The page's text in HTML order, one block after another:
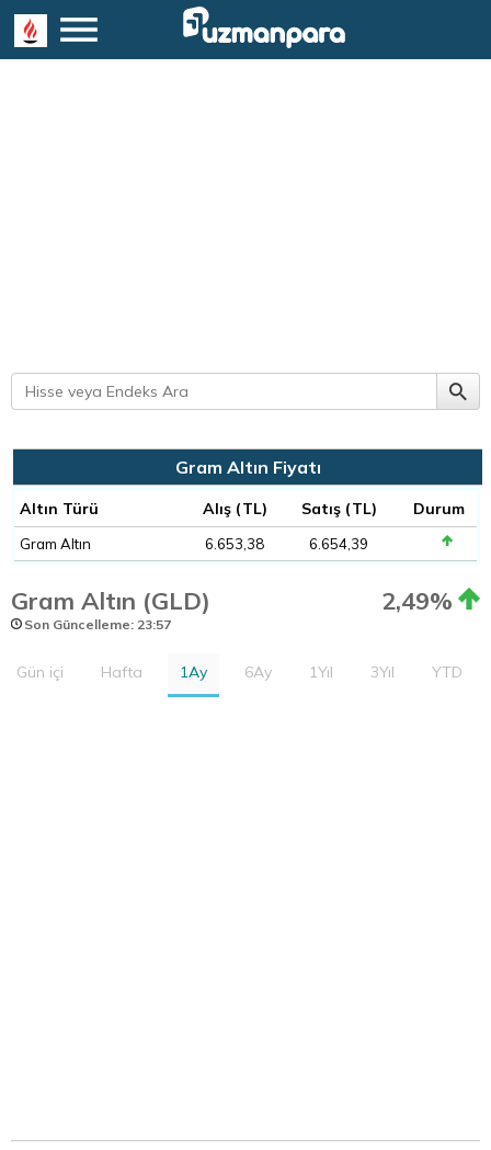
Gram Altın Fiyatı
Altın Türü Alış (TL) Satış (TL) Durum
Gram Altın 6.653,38 6.654,39
Gram Altın (GLD) 2,49%
Son Güncelleme: 23:57
Gün içi Hafta 1Ay 6Ay 1Yıl 3Yıl YTD